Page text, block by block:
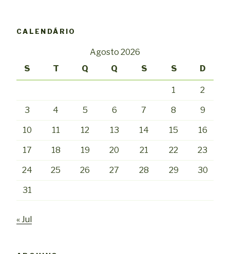
CALENDÁRIO
Agosto 2026
S
T Q Q S S D
1 2
3 4 5 6 7 8 9
10 11 12 13 14 15 16
17 18 19 20 21 22 23
24 25 26 27 28 29 30
31
« Jul